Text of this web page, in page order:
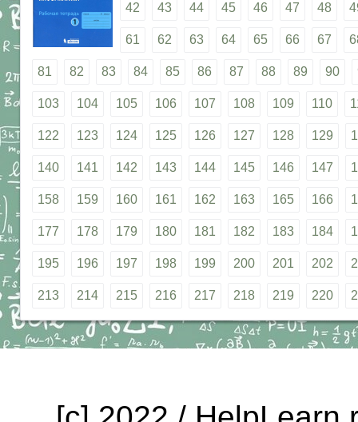
42 43 44 45 46 47 48
61 62 63 64 65 66 67
81 82 83 84 85 86 87 88 89 90
103 104 105 106 107 108 109 110
122 123 124 125 126 127 128 129
140 141 142 143 144 145 146 147
158 159 160 161 162 163 165 166
177 178 179 180 181 182 183 184
195 196 197 198 199 200 201 202
213 214 215 216 217 218 219 220